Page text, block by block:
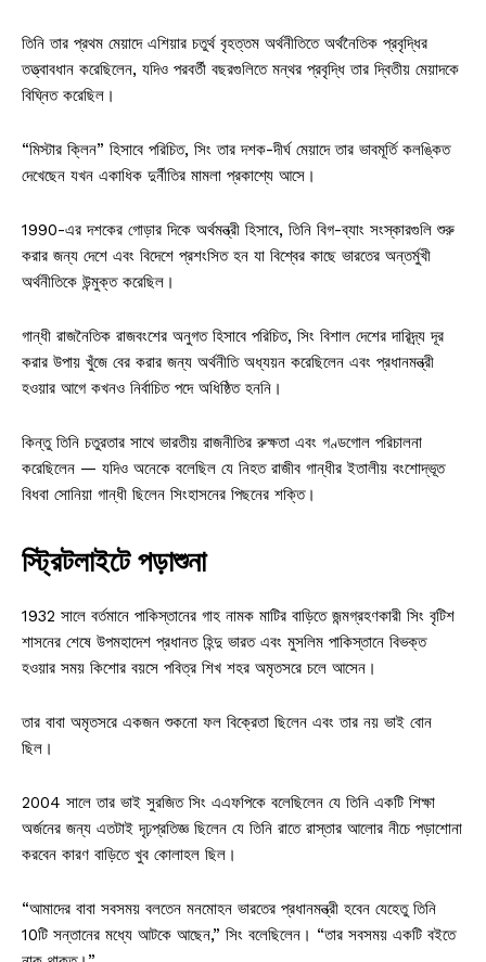
তিনি তার প্রথম মেয়াদে এশিয়ার চতুর্থ বৃহত্তম অর্থনীতিতে অর্থনৈতিক প্রবৃদ্ধির
তত্ত্বাবধান করেছিলেন, যদিও পরবর্তী বছরগুলিতে মন্থর প্রবৃদ্ধি তার দ্বিতীয় মেয়াদকে
বিঘ্নিত করেছিল।
“মিস্টার ক্লিন” হিসাবে পরিচিত, সিং তার দশক-দীর্ঘ মেয়াদে তার ভাবমূর্তি কলঙ্কিত
দেখেছেন যখন একাধিক দুর্নীতির মামলা প্রকাশ্যে আসে।
1990-এর দশকের গোড়ার দিকে অর্থমন্ত্রী হিসাবে, তিনি বিগ-ব্যাং সংস্কারগুলি শুরু
করার জন্য দেশে এবং বিদেশে প্রশংসিত হন যা বিশ্বের কাছে ভারতের অন্তর্মুখী
অর্থনীতিকে উন্মুক্ত করেছিল।
গান্ধী রাজনৈতিক রাজবংশের অনুগত হিসাবে পরিচিত, সিং বিশাল দেশের দারিদ্র্য দূর
করার উপায় খুঁজে বের করার জন্য অর্থনীতি অধ্যয়ন করেছিলেন এবং প্রধানমন্ত্রী
হওয়ার আগে কখনও নির্বাচিত পদে অধিষ্ঠিত হননি।
কিন্তু তিনি চতুরতার সাথে ভারতীয় রাজনীতির রুক্ষতা এবং গণ্ডগোল পরিচালনা
করেছিলেন — যদিও অনেকে বলেছিল যে নিহত রাজীব গান্ধীর ইতালীয় বংশোদ্ভূত
বিধবা সোনিয়া গান্ধী ছিলেন সিংহাসনের পিছনের শক্তি।
স্ট্রিটলাইটে পড়াশুনা
1932 সালে বর্তমানে পাকিস্তানের গাহ নামক মাটির বাড়িতে জন্মগ্রহণকারী সিং বৃটিশ
শাসনের শেষে উপমহাদেশ প্রধানত হিন্দু ভারত এবং মুসলিম পাকিস্তানে বিভক্ত
হওয়ার সময় কিশোর বয়সে পবিত্র শিখ শহর অমৃতসরে চলে আসেন।
তার বাবা অমৃতসরে একজন শুকনো ফল বিক্রেতা ছিলেন এবং তার নয় ভাই বোন
ছিল।
2004 সালে তার ভাই সুরজিত সিং এএফপিকে বলেছিলেন যে তিনি একটি শিক্ষা
অর্জনের জন্য এতটাই দৃঢ়প্রতিজ্ঞ ছিলেন যে তিনি রাতে রাস্তার আলোর নীচে পড়াশোনা
করবেন কারণ বাড়িতে খুব কোলাহল ছিল।
“আমাদের বাবা সবসময় বলতেন মনমোহন ভারতের প্রধানমন্ত্রী হবেন যেহেতু তিনি
10টি সন্তানের মধ্যে আটকে আছেন,” সিং বলেছিলেন। “তার সবসময় একটি বইতে